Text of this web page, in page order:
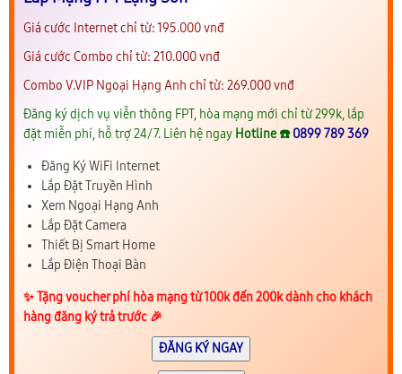
Giá cước Internet chỉ từ: 195.000 vnđ
Giá cước Combo chỉ từ: 210.000 vnđ
Combo V.VIP Ngoại Hạng Anh chỉ từ: 269.000 vnđ
Đăng ký dịch vụ viễn thông FPT, hòa mạng mới chỉ từ 299k, lắp
đặt miễn phí, hỗ trợ 24/7. Liên hệ ngay Hotline ☎️0899 789 369
Đăng Ký WiFi Internet
Lắp Đặt Truyền Hình
Xem Ngoại Hạng Anh
Lắp Đặt Camera
Thiết Bị Smart Home
Lắp Điện Thoại Bàn
✨️ Tặng voucher phí hòa mạng từ 100k đến 200k dành cho khách
hàng đăng ký trả trước 🎉
ĐĂNG KÝ NGAY